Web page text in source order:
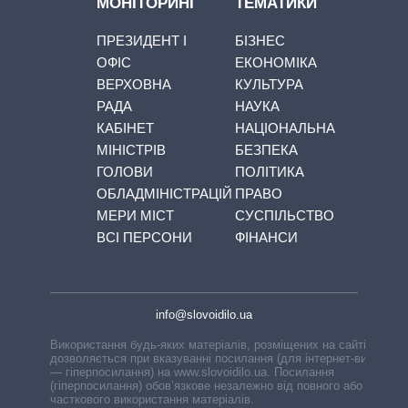
ПРЕЗИДЕНТ І
ОФІС
ВЕРХОВНА
РАДА
КАБІНЕТ
МІНІСТРІВ
ГОЛОВИ
ОБЛАДМІНІСТРАЦІЙ
МЕРИ МІСТ
ВСІ ПЕРСОНИ
БІЗНЕС
ЕКОНОМІКА
КУЛЬТУРА
НАУКА
НАЦІОНАЛЬНА
БЕЗПЕКА
ПОЛІТИКА
ПРАВО
СУСПІЛЬСТВО
ФІНАНСИ
info@slovoidilo.ua
Використання будь-яких матеріалів, розміщених на сайті,
дозволяється при вказуванні посилання (для інтернет-видань
— гіперпосилання) на www.slovoidilo.ua. Посилання
(гіперпосилання) обов’язкове незалежно від повного або
часткового використання матеріалів.